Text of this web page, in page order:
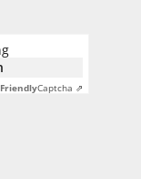
FriendlyCaptcha ⇗